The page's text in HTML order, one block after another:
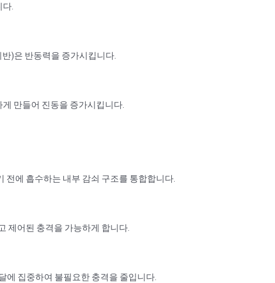
.
)은 반동력을 증가시킵니다.
만들어 진동을 증가시킵니다.
전에 흡수하는 내부 감쇠 구조를 통합합니다.
제어된 충격을 가능하게 합니다.
에 집중하여 불필요한 충격을 줄입니다.